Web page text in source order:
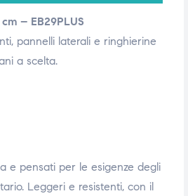
– EB29PLUS
pannelli laterali e ringhierine
a scelta.
e pensati per le esigenze degli
Leggeri e resistenti, con il